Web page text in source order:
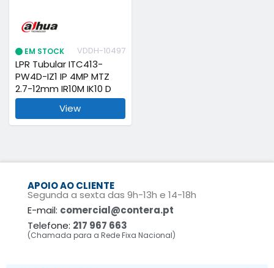
EM STOCK VDDH-10497
LPR Tubular ITC413-
PW4D-IZ1 IP 4MP MTZ
2.7-12mm IR10M IK10 D
View
APOIO AO CLIENTE
Segunda a sexta das 9h-13h e 14-18h
E-mail: comercial@contera.pt
Telefone: 217 967 663
(Chamada para a Rede Fixa Nacional)